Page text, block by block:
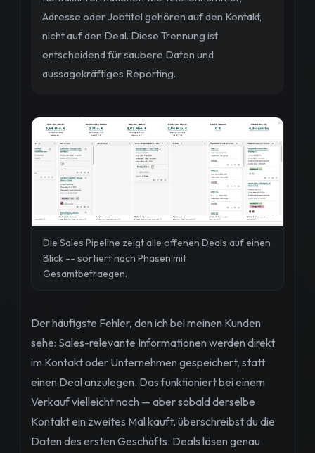
Adresse oder Jobtitel gehören auf den Kontakt,
nicht auf den Deal. Diese Trennung ist
entscheidend für saubere Daten und
aussagekräftiges Reporting.
Die Sales Pipeline zeigt alle offenen Deals auf einen
Blick -- sortiert nach Phasen mit
Gesamtbetraegen.
Der häufigste Fehler, den ich bei meinen Kunden
sehe: Sales-relevante Informationen werden direkt
im Kontakt oder Unternehmen gespeichert, statt
einen Deal anzulegen. Das funktioniert bei einem
Verkauf vielleicht noch — aber sobald derselbe
Kontakt ein zweites Mal kauft, überschreibst du die
Daten des ersten Geschäfts. Deals lösen genau